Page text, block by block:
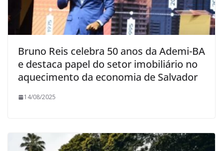
Bruno Reis celebra 50 anos da Ademi-BA
e destaca papel do setor imobiliário no
aquecimento da economia de Salvador
14/08/2025